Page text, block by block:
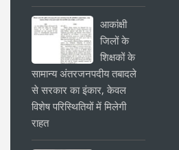
आकांक्षी
जिलों के
शिक्षकों के
सामान्य अंतरजनपदीय तबादले
से सरकार का इंकार, केवल
विशेष परिस्थितियों में मिलेगी
राहत